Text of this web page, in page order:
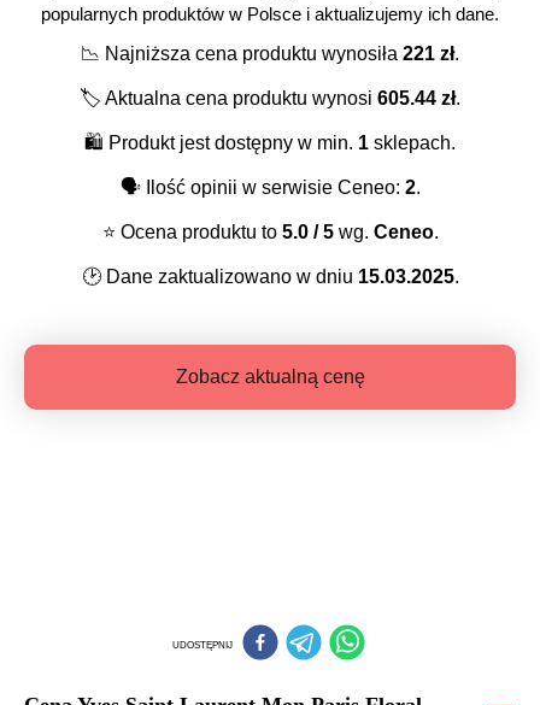
popularnych produktów w Polsce i aktualizujemy ich dane.
📉 Najniższa cena produktu wynosiła 221 zł.
🏷️ Aktualna cena produktu wynosi 605.44 zł.
🛍️ Produkt jest dostępny w min. 1 sklepach.
🗣️Ilość opinii w serwisie Ceneo: 2.
⭐️ Ocena produktu to 5.0/ 5wg. Ceneo.
🕑Dane zaktualizowano w dniu 15.03.2025.
Zobacz aktualną cenę
UDOSTĘPNIJ